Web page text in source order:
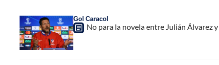
Gol Caracol
No para la novela entre Julián Álvarez